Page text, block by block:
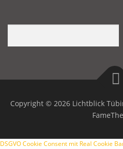
Copyright © 2026 Lichtblick
DSGVO Cookie Consent mit Real Cookie